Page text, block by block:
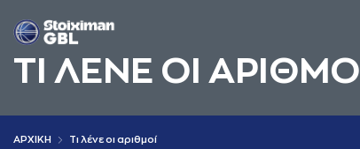
ΤΙ ΛΕΝΕ ΟΙ AΡΙΘΜΟΙ
AΡΧΙΚΗ Τι λένε οι αριθμοί